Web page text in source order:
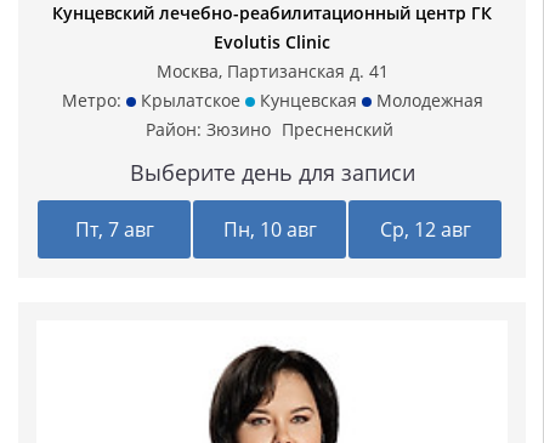
Кунцевский лечебно-реабилитационный центр ГК
Evolutis Clinic
Москва, Партизанская д. 41
Метро:
Крылатское Кунцевская
Молодежная
Район: Зюзино Пресненский
Выберите день для записи
Пт, 7 авг Пн, 10 авг Ср, 12 авг